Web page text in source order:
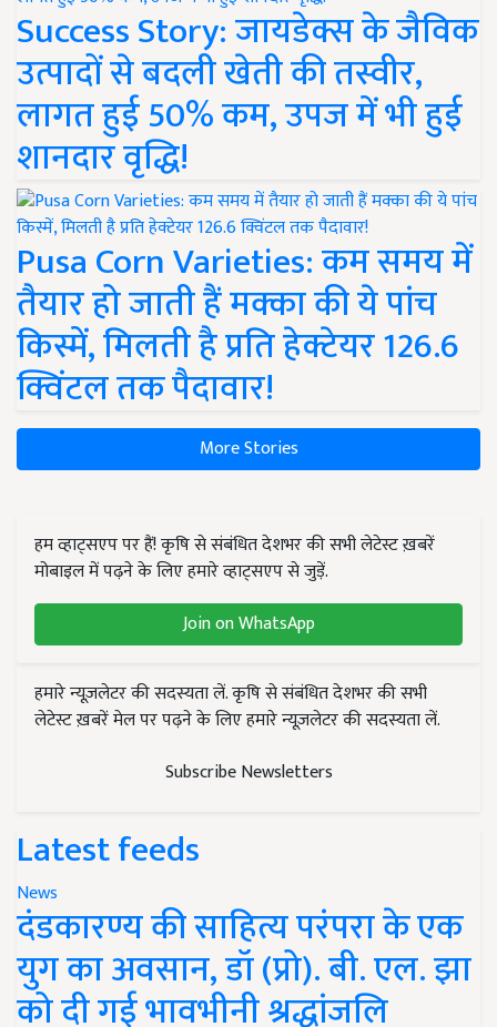
Success Story: जायडेक्स के जैविक
उत्पादों से बदली खेती की तस्वीर,
लागत हुई 50% कम, उपज में भी हुई
शानदार वृद्धि!
Pusa Corn Varieties: कम समय में
तैयार हो जाती हैं मक्का की ये पांच
किस्में, मिलती है प्रति हेक्टेयर 126.6
क्विंटल तक पैदावार!
More Stories
हम व्हाट्सएप पर हैं! कृषि से संबंधित देशभर की सभी लेटेस्ट ख़बरें
मोबाइल में पढ़ने के लिए हमारे व्हाट्सएप से जुड़ें.
Join on WhatsApp
हमारे न्यूज़लेटर की सदस्यता लें. कृषि से संबंधित देशभर की सभी
लेटेस्ट ख़बरें मेल पर पढ़ने के लिए हमारे न्यूज़लेटर की सदस्यता लें.
Subscribe Newsletters
Latest feeds
News
दंडकारण्य की साहित्य परंपरा के एक
युग का अवसान, डॉ (प्रो). बी. एल. झा
को दी गई भावभीनी श्रद्धांजलि